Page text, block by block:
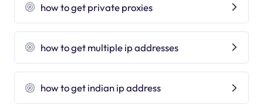
how to get private proxies
how to get multiple ip addresses
how to get indian ip address